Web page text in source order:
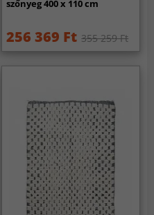
szőnyeg 400 x 110 cm
256 369 Ft 355 259 Ft